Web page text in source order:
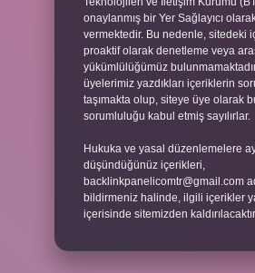
onaylanmış bir Yer Sağlayıcı
vermektedir. Bu nedenle, sitedeki
proaktif olarak denetleme veya
yükümlülüğümüz
üyelerimiz yazdıkları içeriklerin
taşımakta olup, siteye üye olarak
sorumluluğu kabul etmiş sayılırlar.
Hukuka ve yasal düzenlemelere
düşündüğünüz içerikleri,
backlinkpanelicomtr@gmail.com
bildirmeniz halinde, ilgili içerikler
içerisinde sitemizden